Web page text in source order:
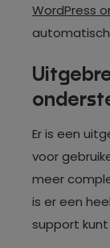
WordPress
Er is een
voor
meer
is er een
support